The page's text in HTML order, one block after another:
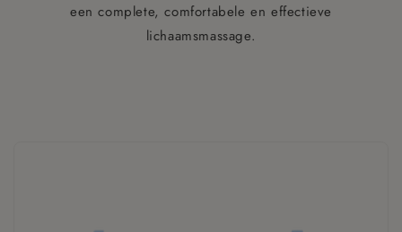
een complete, comfortabele en effectieve
lichaamsmassage.